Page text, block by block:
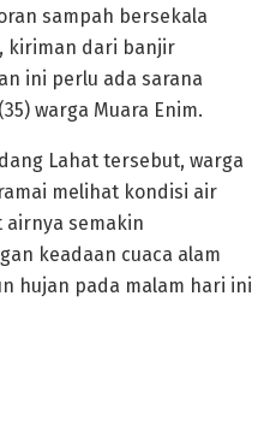
sampah bersekala
kiriman dari banjir
ini perlu ada sarana
warga Muara Enim.
Lahat tersebut, warga
melihat kondisi air
airnya semakin
keadaan cuaca alam
hujan pada malam hari ini